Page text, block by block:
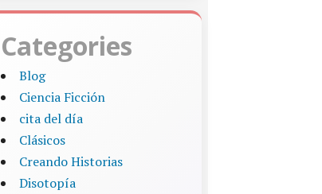
Categories
Blog
Ciencia Ficción
cita del día
Clásicos
Creando Historias
Disotopía